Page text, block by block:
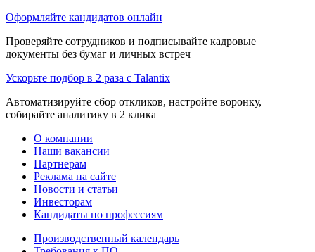
Оформляйте кандидатов онлайн
Проверяйте сотрудников и подписывайте кадровые
документы без бумаг и личных встреч
Ускорьте подбор в 2 раза с Talantix
Автоматизируйте сбор откликов, настройте воронку,
собирайте аналитику в 2 клика
О компании
Наши вакансии
Партнерам
Реклама на сайте
Новости и статьи
Инвесторам
Кандидаты по профессиям
Производственный календарь